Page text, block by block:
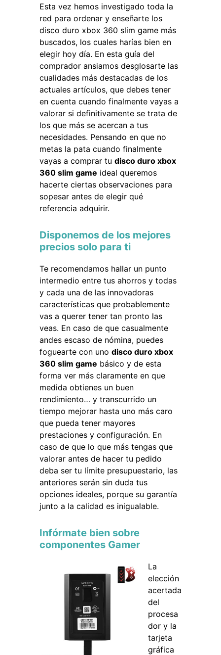
Esta vez hemos investigado toda la
red para ordenar y enseñarte los
disco duro xbox 360 slim game más
buscados, los cuales harías bien en
elegir hoy día. En esta guía del
comprador ansiamos desglosarte las
cualidades más destacadas de los
actuales artículos, que debes tener
en cuenta cuando finalmente vayas a
valorar si definitivamente se trata de
los que más se acercan a tus
necesidades. Pensando en que no
metas la pata cuando finalmente
vayas a comprar tu disco duro xbox
360 slim game ideal queremos
hacerte ciertas observaciones para
sopesar antes de elegir qué
referencia adquirir.
Disponemos de los mejores
precios solo para ti
Te recomendamos hallar un punto
intermedio entre tus ahorros y todas
y cada una de las innovadoras
características que probablemente
vas a querer tener tan pronto las
veas. En caso de que casualmente
andes escaso de nómina, puedes
foguearte con uno disco duro xbox
360 slim game básico y de esta
forma ver más claramente en que
medida obtienes un buen
rendimiento… y transcurrido un
tiempo mejorar hasta uno más caro
que pueda tener mayores
prestaciones y configuración. En
caso de que lo que más tengas que
valorar antes de hacer tu pedido
deba ser tu límite presupuestario, las
anteriores serán sin duda tus
opciones ideales, porque su garantía
junto a la calidad es inigualable.
Infórmate bien sobre
componentes Gamer
La
elección
acertada
del
procesa
dor y la
tarjeta
gráfica